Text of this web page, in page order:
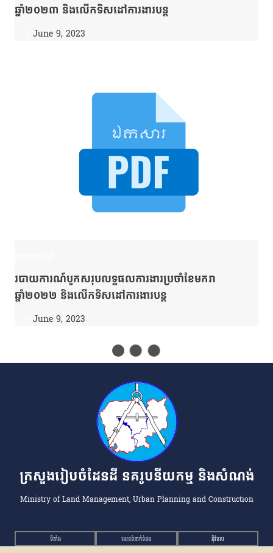
ឆ្នាំ២០២៣ និងលើកទិសដៅការងារបន្ត
June 9, 2023
របាយការណ៍បូកសរុបលទ្ធផលការងារប្រចាំខែមករា
ឆ្នាំ២០២២ និងលើកទិសដៅការងារបន្ត
June 9, 2023
ក្រសួងរៀបចំដែនដី នគរូបនីយកម្ម និងសំណង់
Ministry of Land Management, Urban Planning and Construction
ទីតាំង លេខទំនាក់ទំនង អ៉ីមែល